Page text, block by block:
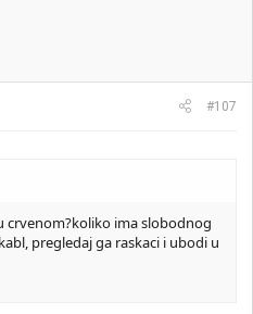
#107
crvenom?koliko ima slobodnog
pregledaj ga raskaci i ubodi u